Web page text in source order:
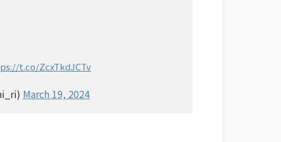
t.co/ZcxTkdJCTv
March 19, 2024